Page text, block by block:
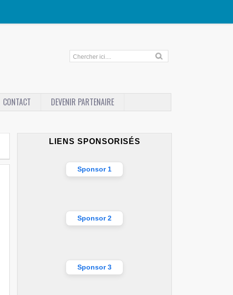
CONTACT
DEVENIR PARTENAIRE
LIENS SPONSORISÉS
Sponsor 1
Sponsor 2
Sponsor 3